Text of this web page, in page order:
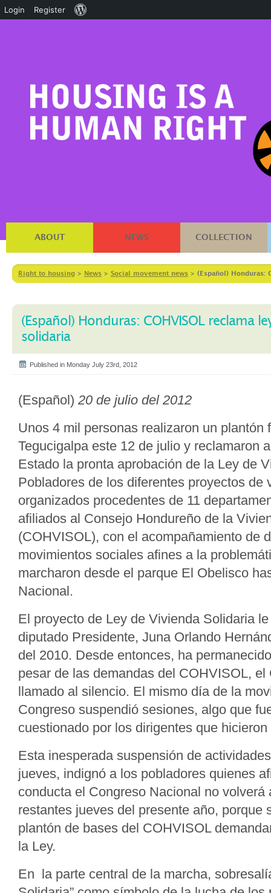
ABOUT NEWS COLLECTION
Right to housing > News > Social movement news > (Español) Honduras:
(Español) Honduras: COHVISOL reclama
solidaria
Published in Monday July 23rd, 2012
(Español) 20 de julio del 2012
Unos 4 mil personas realizaron un plantón
Tegucigalpa este 12 de julio y reclamaron
Estado la pronta aprobación de la Ley de
Pobladores de los diferentes proyectos de
organizados procedentes de 11
afiliados al Consejo Hondureño de la
(COHVISOL), con el acompañamiento de
movimientos sociales afines a la
marcharon desde el parque El Obelisco
Nacional.
El proyecto de Ley de Vivienda Solidaria
diputado Presidente, Juna Orlando
del 2010. Desde entonces, ha
pesar de las demandas del COHVISOL, el
llamado al silencio. El mismo día de la
Congreso suspendió sesiones, algo que
cuestionado por los dirigentes que
Esta inesperada suspensión de
jueves, indignó a los pobladores quienes
conducta el Congreso Nacional no volverá
restantes jueves del presente año, porque
plantón de bases del COHVISOL
la Ley.
En la parte central de la marcha,
Login Register